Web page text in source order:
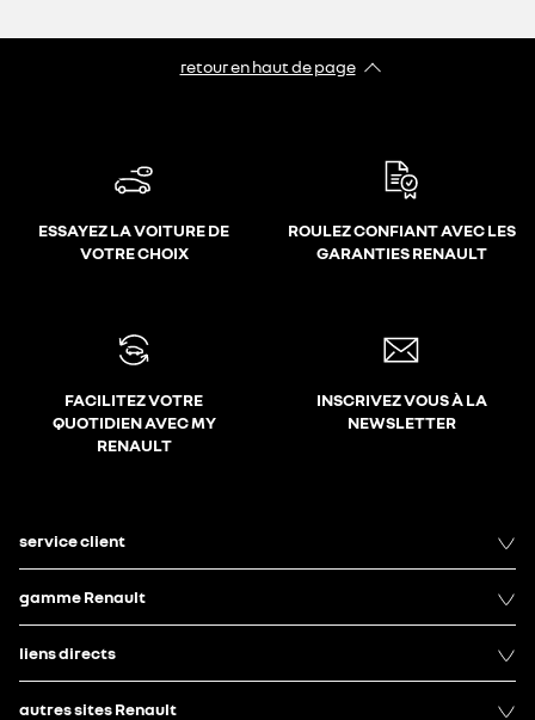
retour en haut de page​
ESSAYEZ LA VOITURE DE
VOTRE CHOIX
ROULEZ CONFIANT AVEC LES
GARANTIES RENAULT
FACILITEZ VOTRE
QUOTIDIEN AVEC MY
RENAULT
INSCRIVEZ VOUS À LA
NEWSLETTER
service client
gamme Renault
liens directs
autres sites Renault